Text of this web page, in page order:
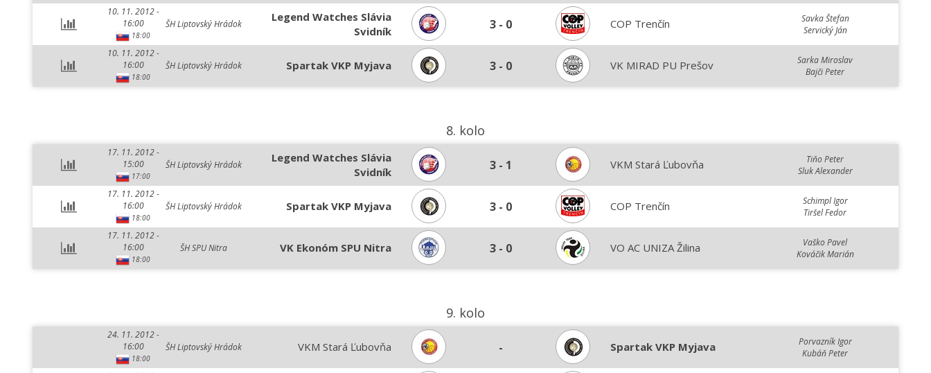
10. 11. 2012 -
16:00
18:00
ŠH Liptovský Hrádok
Legend Watches Slávia
Svidník
3 - 0 COP Trenčín
Savka Štefan
Servický Ján
10. 11. 2012 -
16:00
18:00
ŠH Liptovský Hrádok Spartak VKP Myjava 3 - 0 VK MIRAD PU Prešov
Sarka Miroslav
Bajči Peter
8. kolo
17. 11. 2012 -
15:00
17:00
ŠH Liptovský Hrádok
Legend Watches Slávia
Svidník
3 - 1 VKM Stará Ľubovňa
Tiňo Peter
Sluk Alexander
17. 11. 2012 -
16:00
18:00
ŠH Liptovský Hrádok Spartak VKP Myjava 3 - 0 COP Trenčín
Schimpl Igor
Tiršel Fedor
17. 11. 2012 -
16:00
18:00
ŠH SPU Nitra VK Ekonóm SPU Nitra 3 - 0 VO AC UNIZA Žilina
Vaško Pavel
Kováčik Marián
9. kolo
24. 11. 2012 -
16:00
18:00
ŠH Liptovský Hrádok VKM Stará Ľubovňa - Spartak VKP Myjava
Porvazník Igor
Kubáň Peter